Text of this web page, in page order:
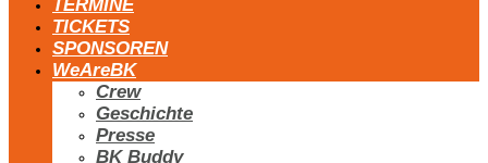
TERMINE
TICKETS
SPONSOREN
WeAreBK
Crew
Geschichte
Presse
BK Buddy